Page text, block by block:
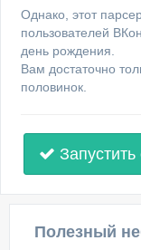
Однако, этот
пользователей
день рождения.
Вам достаточно
половинок.